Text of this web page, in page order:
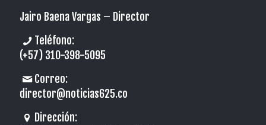
Jairo Baena Vargas – Director
Teléfono:
(+57) 310-398-5095
Correo:
director@noticias625.co
Dirección: